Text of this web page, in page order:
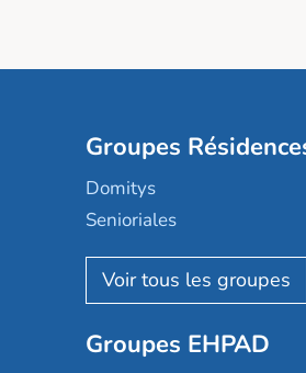
Groupes
Domitys
Senioriales
Nohée
Les Résidentiels
Mobicap
Groupes EHPAD